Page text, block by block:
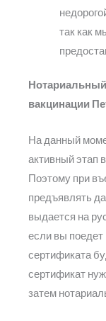
так как
вакцинации
На данный
активный этап
Поэтому при
предъявлять
выдается на
если вы поедет
сертификата
сертификат
затем